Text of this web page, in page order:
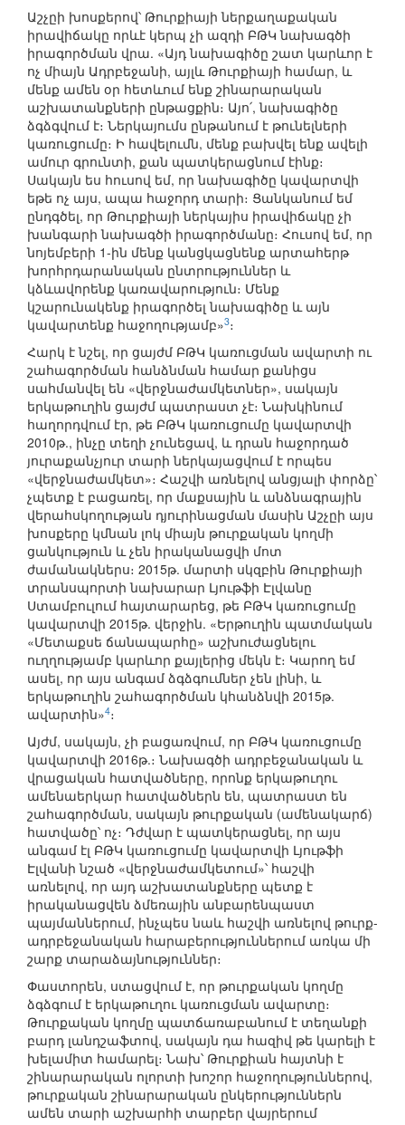
Աշչըի խոսքերով՝ Թուրքիայի ներքաղաքական
իրավիճակը որևէ կերպ չի ազդի ԲԹԿ նախագծի
իրագործման վրա. «Այդ նախագիծը շատ կարևոր է
ոչ միայն Ադրբեջանի, այլև Թուրքիայի համար, և
մենք ամեն օր հետևում ենք շինարարական
աշխատանքների ընթացքին։ Այո՛, նախագիծը
ձգձգվում է։ Ներկայումս ընթանում է թունելների
կառուցումը։ Ի հավելումն, մենք բախվել ենք ավելի
ամուր գրունտի, քան պատկերացնում էինք։
Սակայն ես հուսով եմ, որ նախագիծը կավարտվի
եթե ոչ այս, ապա հաջորդ տարի։ Ցանկանում եմ
ընդգծել, որ Թուրքիայի ներկայիս իրավիճակը չի
խանգարի նախագծի իրագործմանը։ Հուսով եմ, որ
նոյեմբերի 1-ին մենք կանցկացնենք արտահերթ
խորհրդարանական ընտրություններ և
կձևավորենք կառավարություն։ Մենք
կշարունակենք իրագործել նախագիծը և այն
կավարտենք հաջողությամբ»3։
Հարկ է նշել, որ ցայժմ ԲԹԿ կառուցման ավարտի ու
շահագործման հանձնման համար քանիցս
սահմանվել են «վերջնաժամկետներ», սակայն
երկաթուղին ցայժմ պատրաստ չէ։ Նախկինում
հաղորդվում էր, թե ԲԹԿ կառուցումը կավարտվի
2010թ., ինչը տեղի չունեցավ, և դրան հաջորդած
յուրաքանչյուր տարի ներկայացվում է որպես
«վերջնաժամկետ»։ Հաշվի առնելով անցյալի փորձը՝
չպետք է բացառել, որ մաքսային և անձնագրային
վերահսկողության դյուրինացման մասին Աշչըի այս
խոսքերը կմնան լոկ միայն թուրքական կողմի
ցանկություն և չեն իրականացվի մոտ
ժամանակներս։ 2015թ. մարտի սկզբին Թուրքիայի
տրանսպորտի նախարար Լյութֆի Էլվանը
Ստամբուլում հայտարարեց, թե ԲԹԿ կառուցումը
կավարտվի 2015թ. վերջին. «Երթուղին պատմական
«Մետաքսե ճանապարհը» աշխուժացնելու
ուղղությամբ կարևոր քայլերից մեկն է։ Կարող եմ
ասել, որ այս անգամ ձգձգումներ չեն լինի, և
երկաթուղին շահագործման կհանձնվի 2015թ.
ավարտին»4։
Այժմ, սակայն, չի բացառվում, որ ԲԹԿ կառուցումը
կավարտվի 2016թ.։ Նախագծի ադրբեջանական և
վրացական հատվածները, որոնք երկաթուղու
ամենաերկար հատվածներն են, պատրաստ են
շահագործման, սակայն թուրքական (ամենակարճ)
հատվածը՝ ոչ։ Դժվար է պատկերացնել, որ այս
անգամ էլ ԲԹԿ կառուցումը կավարտվի Լյութֆի
Էլվանի նշած «վերջնաժամկետում»՝ հաշվի
առնելով, որ այդ աշխատանքները պետք է
իրականացվեն ձմեռային անբարենպաստ
պայմաններում, ինչպես նաև հաշվի առնելով թուրք-
ադրբեջանական հարաբերություններում առկա մի
շարք տարաձայնություններ։
Փաստորեն, ստացվում է, որ թուրքական կողմը
ձգձգում է երկաթուղու կառուցման ավարտը։
Թուրքական կողմը պատճառաբանում է տեղանքի
բարդ լանդշաֆտով, սակայն դա հազիվ թե կարելի է
խելամիտ համարել։ Նախ՝ Թուրքիան հայտնի է
շինարարական ոլորտի խոշոր հաջողություններով,
թուրքական շինարարական ընկերություններն
ամեն տարի աշխարհի տարբեր վայրերում